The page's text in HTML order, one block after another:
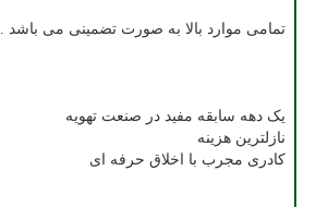
تمامی موارد بالا به صورت تضمینی می باشد .
یک دهه سابقه مفید در صنعت تهویه
نازلترین هزینه
کادری مجرب با اخلاق حرفه ای